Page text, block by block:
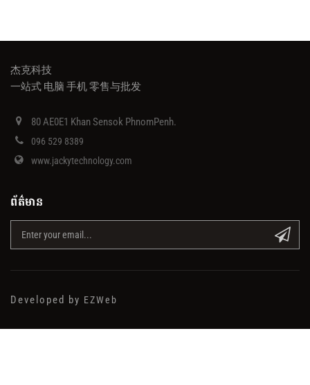
杰克科技
一站式 电脑 手机 零售与批发
80 AE0E1 Khan Sensok PhnomPenh.
096 529 8389
www.jackytechnology.com
ព័ត៌មាន
Developed by EZWeb